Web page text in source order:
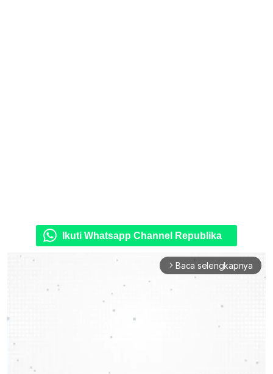
Ikuti Whatsapp Channel Republika
arrow_forward_ios Baca selengkapnya